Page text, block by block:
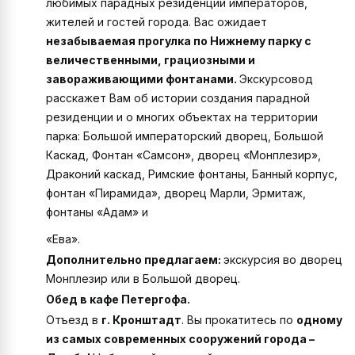
любимых парадных резиденций императоров,
жителей и гостей города. Вас ожидает
незабываемая прогулка по Нижнему парку с
величественными, грациозными и
завораживающими фонтанами. Экскурсовод
расскажет Вам об истории создания парадной
резиденции и о многих объектах на территории
парка: Большой императорский дворец, Большой
Каскад, Фонтан «Самсон», дворец «Монплезир»,
Драконий каскад, Римские фонтаны, Банный корпус,
фонтан «Пирамида», дворец Марли, Эрмитаж,
фонтаны «Адам» и
«Ева».
Дополнительно предлагаем: экскурсия во дворец
Монплезир или в Большой дворец.
Обед в кафе Петергофа.
Отъезд в г. Кронштадт. Вы прокатитесь по одному
из самых современных сооружений города –